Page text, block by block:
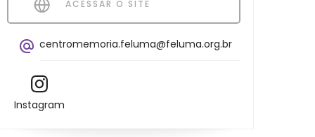
ACESSAR O SITE
centromemoria.feluma@feluma.org.br
Instagram